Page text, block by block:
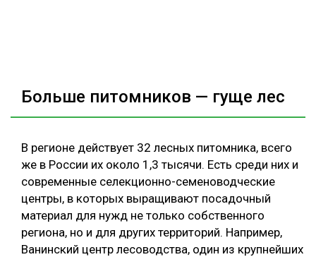
Больше питомников — гуще лес
В регионе действует 32 лесных питомника, всего
же в России их около 1,3 тысячи. Есть среди них и
современные селекционно-семеноводческие
центры, в которых выращивают посадочный
материал для нужд не только собственного
региона, но и для других территорий. Например,
Ванинский центр лесоводства, один из крупнейших